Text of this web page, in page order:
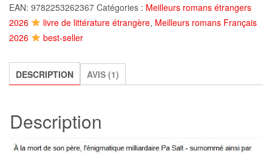
sept
Soeurs
-
:
Soeur
de
la
EAN: 9782253262367 Catégories : Meilleurs romans étrangers
2026
livre de littérature étrangère, Meilleurs romans Français
2026
best-seller
DESCRIPTION AVIS (1)
Description